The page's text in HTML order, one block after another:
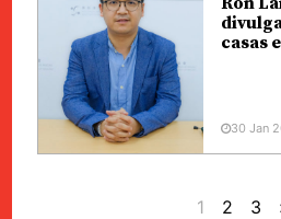
casas
30 Jan
1 2 3